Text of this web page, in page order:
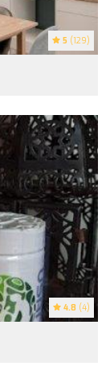
5 (129)
4.8 (4)